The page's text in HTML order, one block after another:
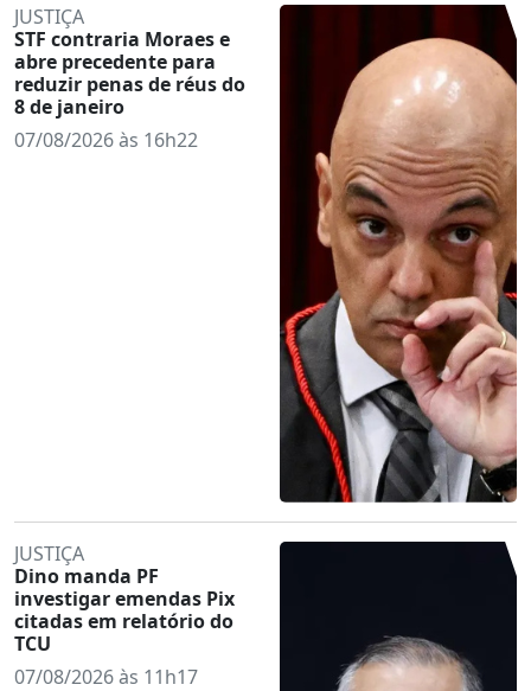
JUSTIÇA
STF contraria Moraes e
abre precedente para
reduzir penas de réus do
8 de janeiro
07/08/2026 às 16h22
JUSTIÇA
Dino manda PF
investigar emendas Pix
citadas em relatório do
TCU
07/08/2026 às 11h17